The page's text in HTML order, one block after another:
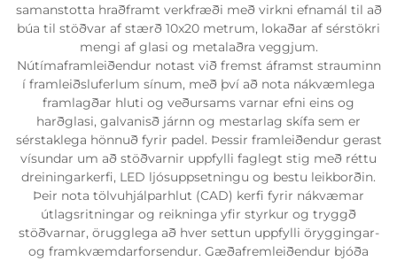
samanstotta hraðframt verkfræði með virkni efnamál til að
búa til stöðvar af stærð 10x20 metrum, lokaðar af sérstökri
mengi af glasi og metalaðra veggjum.
Nútímaframleiðendur notast við fremst áframst strauminn
í framleiðsluferlum sínum, með því að nota nákvæmlega
framlagðar hluti og veðursams varnar efni eins og
harðglasi, galvanisð járnn og mestarlag skífa sem er
sérstaklega hönnuð fyrir padel. Þessir framleiðendur gerast
vísundar um að stöðvarnir uppfylli faglegt stig með réttu
dreiningarkerfi, LED ljósuppsetningu og bestu leikborðin.
Þeir nota tölvuhjálparhlut (CAD) kerfi fyrir nákvæmar
útlagsritningar og reikninga yfir styrkur og tryggð
stöðvarnar, örugglega að hver settun uppfylli öryggingar-
og framkvæmdarforsendur. Gæðafremleiðendur bjóða